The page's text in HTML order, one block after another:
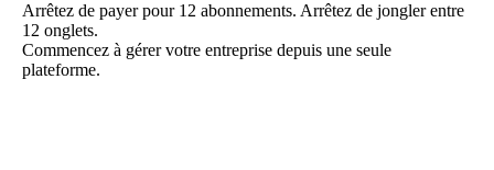
Arrêtez de payer pour 12 abonnements. Arrêtez de jongler entre
12 onglets.
Commencez à gérer votre entreprise depuis une seule
plateforme.